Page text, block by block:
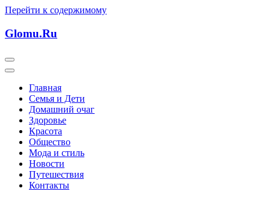
Перейти к содержимому
Glomu.Ru
Главная
Семья и Дети
Домашний очаг
Здоровье
Красота
Общество
Мода и стиль
Новости
Путешествия
Контакты